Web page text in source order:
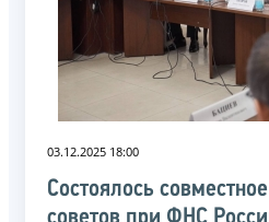
03.12.2025 18:00
Состоялось